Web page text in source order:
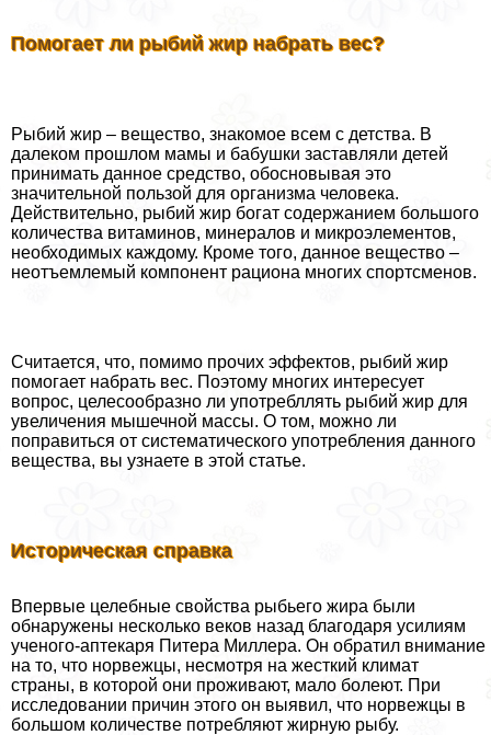
Помогает ли рыбий жир набрать вес?
Рыбий жир – вещество, знакомое всем с детства. В
далеком прошлом мамы и бабушки заставляли детей
принимать данное средство, обосновывая это
значительной пользой для организма человека.
Действительно, рыбий жир богат содержанием большого
количества витаминов, минералов и микроэлементов,
необходимых каждому. Кроме того, данное вещество –
неотъемлемый компонент рациона многих спортсменов.
Считается, что, помимо прочих эффектов, рыбий жир
помогает набрать вес. Поэтому многих интересует
вопрос, целесообразно ли употрeбллять рыбий жир для
увеличения мышечной массы. О том, можно ли
поправиться от систематического употрeбления данного
вещества, вы узнаете в этой статье.
Историческая справка
Впервые целебные свойства рыбьего жира были
обнаружены несколько веков назад благодаря усилиям
ученого-аптекаря Питера Миллера. Он обратил внимание
на то, что норвежцы, несмотря на жесткий климат
страны, в которой они проживают, мало болеют. При
исследовании причин этого он выявил, что норвежцы в
большом количестве потрeбляют жирную рыбу.